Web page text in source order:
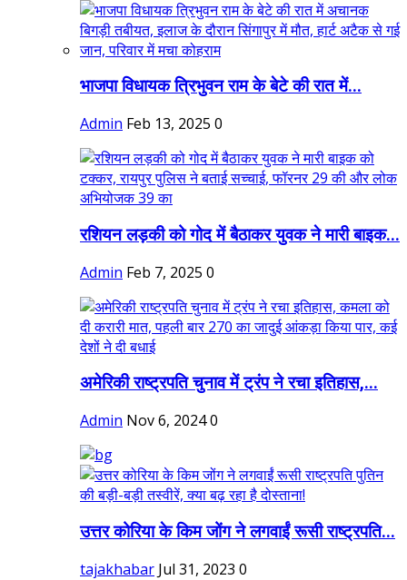
भाजपा विधायक त्रिभुवन राम के बेटे की रात में...
Admin Feb 13, 2025 0
रशियन लड़की को गोद में बैठाकर युवक ने मारी बाइक...
Admin Feb 7, 2025 0
अमेरिकी राष्ट्रपति चुनाव में ट्रंप ने रचा इतिहास,...
Admin Nov 6, 20240
उत्तर कोरिया के किम जोंग ने लगवाईं रूसी राष्ट्रपति...
tajakhabar Jul 31, 2023 0